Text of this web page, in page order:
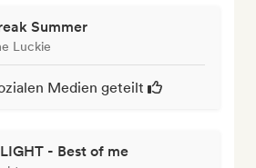
Summer
Luckie
Medien geteilt
LIGHT - Best of me